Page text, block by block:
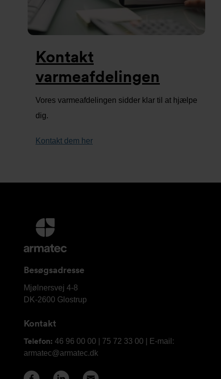
Kontakt
varmeafdelingen
Vores varmeafdelingen sidder klar til at hjælpe
dig.
Kontakt dem her
Yderligere
information
og
Besøgsadresse
Armatec
A/S
Mjølnersvej 4-8
DK-2600 Glostrup
Kontakt
Telefon: 46 96 00 00 | 75 72 33 00 | E-mail:
armatec@armatec.dk